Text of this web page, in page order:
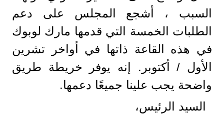
السبب ، أشجع المجلس على دعم
الطلبات الخمسة التي قدمها مارك لوبوك
في هذه القاعة ذاتها في أواخر تشرين
الأول / أكتوبر. إنه يوفر خريطة طريق
واضحة يجب علينا جميعًا دعمها.
السيد الرئيس،